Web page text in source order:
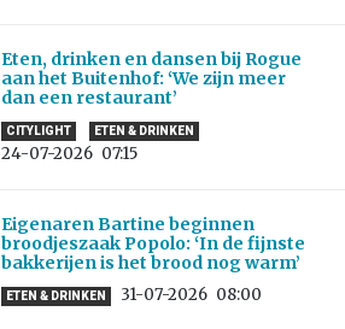
Eten, drinken en dansen bij Rogue
aan het Buitenhof: ‘We zijn meer
dan een restaurant’
CITYLIGHT ETEN & DRINKEN
24-07-2026 07:15
Eigenaren Bartine beginnen
broodjeszaak Popolo: ‘In de fijnste
bakkerijen is het brood nog warm’
ETEN & DRINKEN 31-07-2026 08:00